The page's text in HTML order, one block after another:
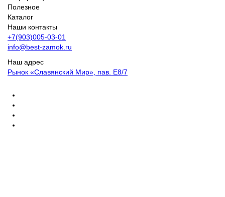
Полезное
Каталог
Наши контакты
+7(903)005-03-01
info@best-zamok.ru
Наш адрес
Рынок «Славянский Мир», пав. Е8/7